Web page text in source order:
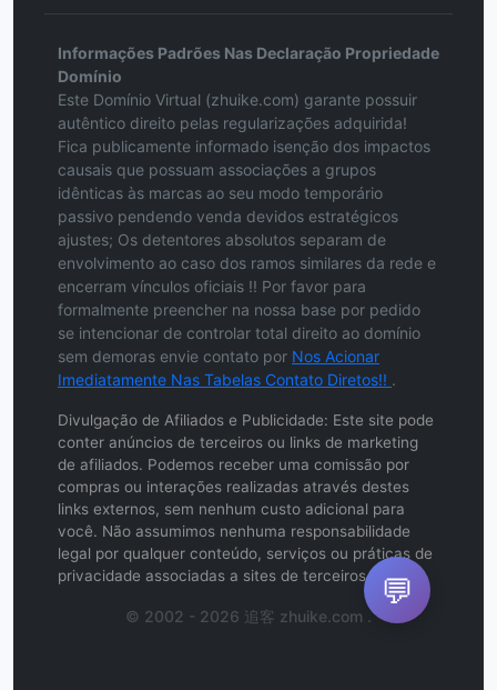
Informações Padrões Nas Declaração Propriedade
Domínio
Este Domínio Virtual (zhuike.com) garante possuir
autêntico direito pelas regularizações adquirida!
Fica publicamente informado isenção dos impactos
causais que possuam associações a grupos
idênticas às marcas ao seu modo temporário
passivo pendendo venda devidos estratégicos
ajustes; Os detentores absolutos separam de
envolvimento ao caso dos ramos similares da rede e
encerram vínculos oficiais !! Por favor para
formalmente preencher na nossa base por pedido
se intencionar de controlar total direito ao domínio
sem demoras envie contato por Nos Acionar
Imediatamente Nas Tabelas Contato Diretos!! .
Divulgação de Afiliados e Publicidade: Este site pode
conter anúncios de terceiros ou links de marketing
de afiliados. Podemos receber uma comissão por
compras ou interações realizadas através destes
links externos, sem nenhum custo adicional para
você. Não assumimos nenhuma responsabilidade
legal por qualquer conteúdo, serviços ou práticas de
privacidade associadas a sites de terceiros.
© 2002 - 2026 追客 zhuike.com .
💬